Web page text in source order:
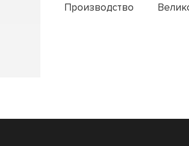
Производство